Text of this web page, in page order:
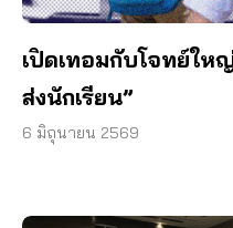
เปิดเทอมกับโจทย์ใ
ส่งนักเรียน”
6 มิถุนายน 2569